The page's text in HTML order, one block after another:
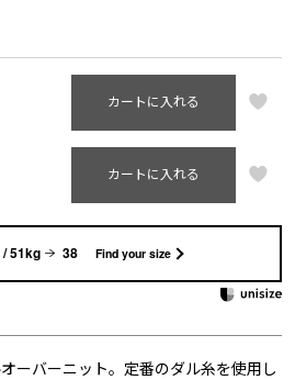
カートに入れる
カートに入れる
51kg 38 Find your size
ーバーニット。定番のダル糸を使用し